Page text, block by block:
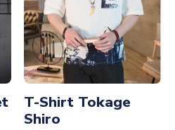
T-Shirt Tokage
Shiro